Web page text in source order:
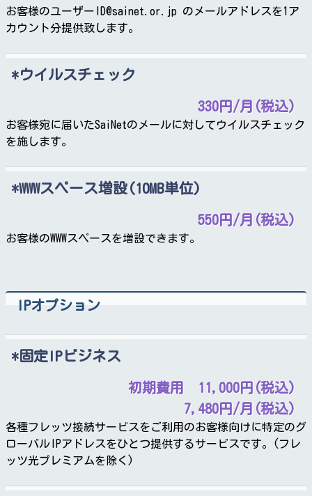
お客様のユーザーID@sainet.or.jp のメールアドレスを1ア
カウント分提供致します。
ウイルスチェック
330円/月(税込)
お客様宛に届いたSaiNetのメールに対してウイルスチェック
を施します。
WWWスペース増設(10MB単位)
550円/月(税込)
お客様のWWWスペースを増設できます。
IPオプション
固定IPビジネス
初期費用 11,000円(税込)
7,480円/月(税込)
各種フレッツ接続サービスをご利用のお客様向けに特定のグ
ローバルIPアドレスをひとつ提供するサービスです。(フレ
ッツ光プレミアムを除く)